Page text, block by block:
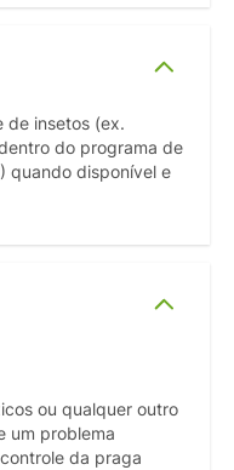
de insetos (ex.
do programa de
quando disponível e
ou qualquer outro
um problema
da praga